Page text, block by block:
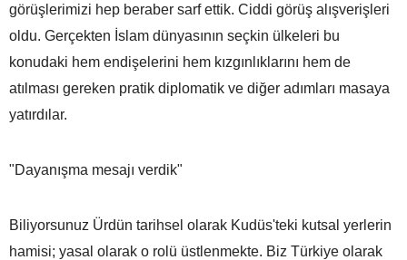
görüşlerimizi hep beraber sarf ettik. Ciddi görüş alışverişleri
oldu. Gerçekten İslam dünyasının seçkin ülkeleri bu
konudaki hem endişelerini hem kızgınlıklarını hem de
atılması gereken pratik diplomatik ve diğer adımları masaya
yatırdılar.
"Dayanışma mesajı verdik"
Biliyorsunuz Ürdün tarihsel olarak Kudüs'teki kutsal yerlerin
hamisi; yasal olarak o rolü üstlenmekte. Biz Türkiye olarak